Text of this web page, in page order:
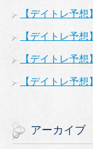
【デイトレ予
【デイトレ予
【デイトレ予
【デイトレ予
アーカイブ